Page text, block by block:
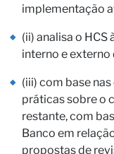
implementação
(ii) analisa o
interno e
(iii) com base
práticas sobre o
restante, com
Banco em
propostas de